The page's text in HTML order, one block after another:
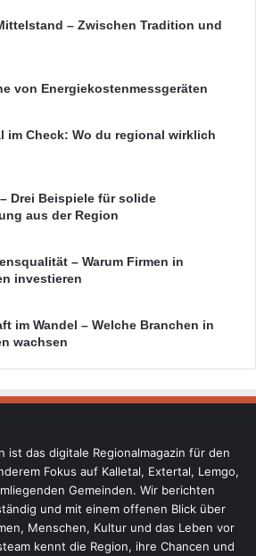
– Zwischen Tradition und
von Energiekostenmessgeräten
im Check: Wo du regional wirklich
Drei Beispiele für solide
aus der Region
– Warum Firmen in
investieren
im Wandel – Welche Branchen in
wachsen
ist das digitale Regionalmagazin für den
Fokus auf Kalletal, Extertal, Lemgo,
Gemeinden. Wir berichten
und mit einem offenen Blick über
Menschen, Kultur und das Leben vor
kennt die Region, ihre Chancen und